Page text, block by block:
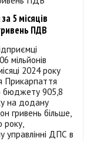
5 місяців
ПДВ
мільйонів
2024 року
Прикарпаття
бюджету 905,8
на додану
гривень більше,
року,
управлінні ДПС в